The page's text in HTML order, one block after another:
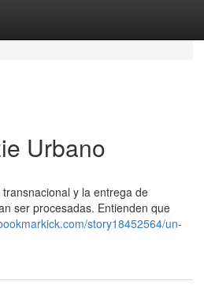
Urbano
y la entrega de
ser procesadas. Entienden que
story18452564/un-